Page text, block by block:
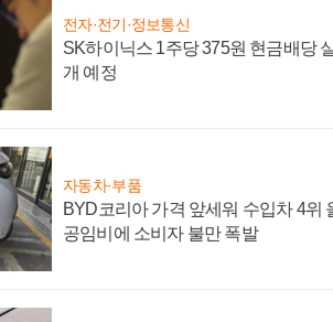
전자·전기·정보통신
SK하이닉스 1주당 375원 현금배당
개 예정
자동차·부품
BYD코리아 가격 앞세워 수입차 4위
공임비에 소비자 불만 폭발